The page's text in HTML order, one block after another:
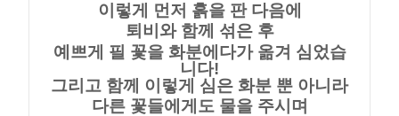
이렇게 먼저 흙을 판 다음에
퇴비와 함께 섞은 후
예쁘게 필 꽃을 화분에다가 옮겨 심었습
니다!
그리고 함께 이렇게 심은 화분 뿐 아니라
다른 꽃들에게도 물을 주시며